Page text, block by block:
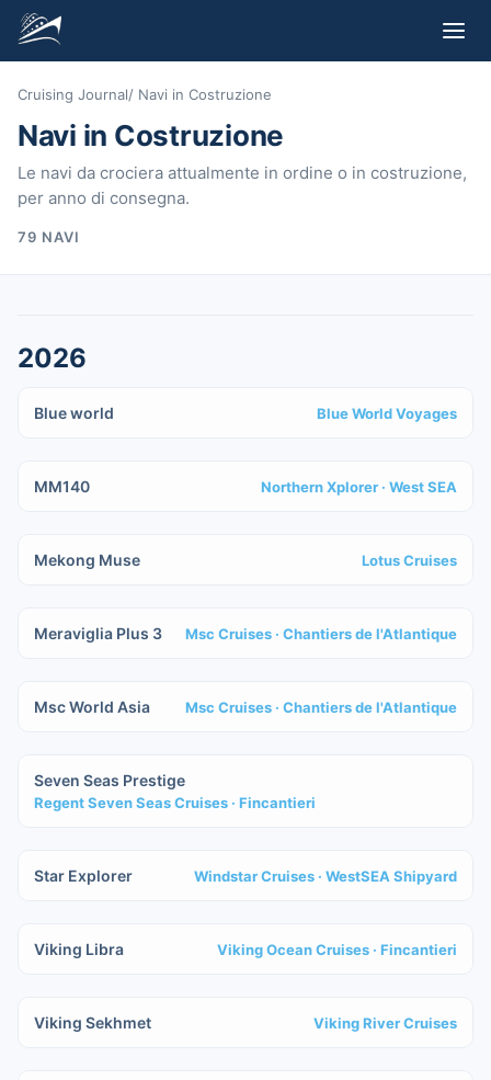
Cruising Journal/ Navi in Costruzione
Navi in Costruzione
Le navi da crociera attualmente in ordine o in costruzione,
per anno di consegna.
79 NAVI
2026
IN COSTRUZIONE
Blue world Blue World Voyages
MM140 Northern Xplorer · West SEA
Mekong Muse Lotus Cruises
Meraviglia Plus 3 Msc Cruises · Chantiers de l'Atlantique
Msc World Asia Msc Cruises · Chantiers de l'Atlantique
Seven Seas Prestige
Regent Seven Seas Cruises · Fincantieri
Star Explorer Windstar Cruises · WestSEA Shipyard
Viking Libra Viking Ocean Cruises · Fincantieri
Viking Sekhmet Viking River Cruises